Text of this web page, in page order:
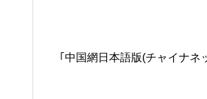
｢中国網日本語版(チャイナ